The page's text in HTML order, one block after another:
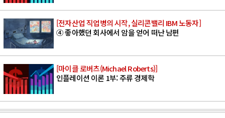
[전자산업 직업병의 시작, 실리콘밸리 IBM 노동자]
④ 좋아했던 회사에서 암을 얻어 떠난 남편
[마이클 로버츠(Michael Roberts)]
인플레이션 이론 1부: 주류 경제학